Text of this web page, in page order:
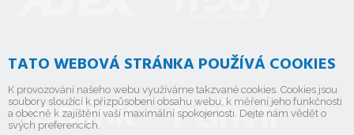
TATO WEBOVÁ STRÁNKA POUŽÍVÁ COOKIES
K provozování našeho webu využíváme takzvané cookies. Cookies jsou
soubory sloužící k přizpůsobení obsahu webu, k měření jeho funkčnosti
a obecně k zajištění vaší maximální spokojenosti. Dejte nám vědět o
svých preferencích.